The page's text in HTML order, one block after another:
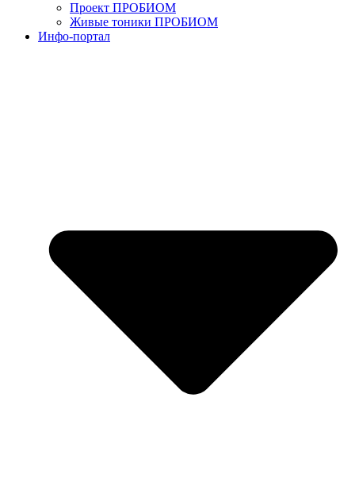
Проект ПРОБИОМ
Живые тоники ПРОБИОМ
Инфо-портал